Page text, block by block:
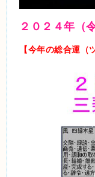
２０２４年（
【今年の総合運（